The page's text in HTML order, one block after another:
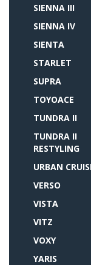
SIENNA III
SIENNA IV
SIENTA
STARLET
SUPRA
TOYOACE
TUNDRA II
TUNDRA II
RESTYLING
URBAN
VERSO
VISTA
VITZ
VOXY
YARIS